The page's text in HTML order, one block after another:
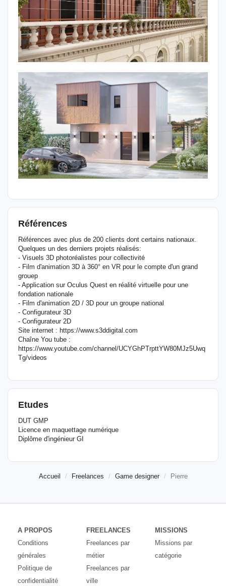
Références
Références avec plus de 200 clients dont certains nationaux.
Quelques un des derniers projets réalisés:
- Visuels 3D photoréalistes pour collectivité
- Film d'animation 3D à 360° en VR pour le compte d'un grand
grouep
- Application sur Oculus Quest en réalité virtuelle pour une
fondation nationale
- Film d'animation 2D / 3D pour un groupe national
- Configurateur 3D
- Configurateur 2D
Site internet : https://www.s3ddigital.com
Chaîne You tube :
https://www.youtube.com/channel/UCYGhPTrpttYW80MJz5Uwq
Tg/videos
Etudes
DUT GMP
Licence en maquettage numérique
Diplôme d'ingénieur GI
Accueil Freelances Game designer Pierre
A PROPOS
Conditions
générales
Politique de
confidentialité
FREELANCES
Freelances par
métier
Freelances par
ville
MISSIONS
Missions par
catégorie